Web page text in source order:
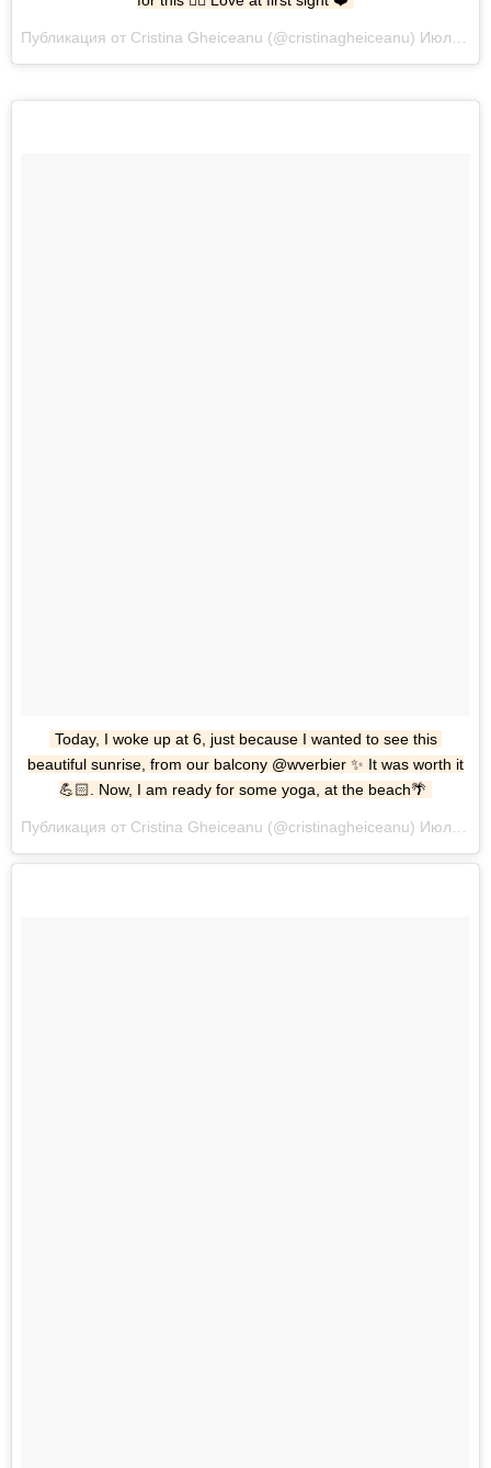
Today, I woke up at 6, just because I wanted to see this
beautiful sunrise, from our balcony @wverbier ✨ It was worth it
💪🏻. Now, I am ready for some yoga, at the beach🌴
Публикация от Cristina Gheiceanu (@cristinagheiceanu) Июл 23 2017 в 12:40 PDT